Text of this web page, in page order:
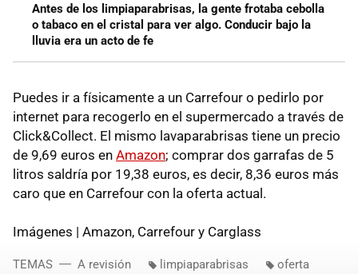
Antes de los limpiaparabrisas, la gente frotaba cebolla
o tabaco en el cristal para ver algo. Conducir bajo la
lluvia era un acto de fe
Puedes ir a físicamente a un Carrefour o pedirlo por
internet para recogerlo en el supermercado a través de
Click&Collect. El mismo lavaparabrisas tiene un precio
de 9,69 euros en Amazon; comprar dos garrafas de 5
litros saldría por 19,38 euros, es decir, 8,36 euros más
caro que en Carrefour con la oferta actual.
Imágenes | Amazon, Carrefour y Carglass
TEMAS A revisión limpiaparabrisas oferta